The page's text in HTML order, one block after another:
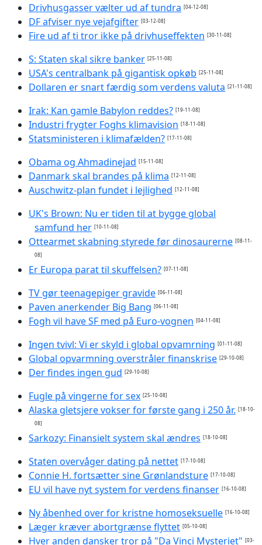
Drivhusgasser vælter ud af tundra [04-12-08]
DF afviser nye vejafgifter [03-12-08]
Fire ud af ti tror ikke på drivhuseffekten [30-11-08]
S: Staten skal sikre banker [25-11-08]
USA's centralbank på gigantisk opkøb [25-11-08]
Dollaren er snart færdig som verdens valuta [21-11-08]
Irak: Kan gamle Babylon reddes? [19-11-08]
Industri frygter Foghs klimavision [18-11-08]
Statsministeren i klimafælden? [17-11-08]
Obama og Ahmadinejad [15-11-08]
Danmark skal brandes på klima [12-11-08]
Auschwitz-plan fundet i lejlighed [12-11-08]
UK's Brown: Nu er tiden til at bygge global
samfund her [10-11-08]
Ottearmet skabning styrede før dinosaurerne [08-11-
08]
Er Europa parat til skuffelsen? [07-11-08]
TV gør teenagepiger gravide [06-11-08]
Paven anerkender Big Bang [06-11-08]
Fogh vil have SF med på Euro-vognen [04-11-08]
Ingen tvivl: Vi er skyld i global opvamrning [01-11-08]
Global opvarmning overstråler finanskrise [29-10-08]
Der findes ingen gud [29-10-08]
Fugle på vingerne for sex [25-10-08]
Alaska gletsjere vokser for første gang i 250 år. [18-10-
08]
Sarkozy: Finansielt system skal ændres [18-10-08]
Staten overvåger dating på nettet [17-10-08]
Connie H. fortsætter sine Grønlandsture [17-10-08]
EU vil have nyt system for verdens finanser [16-10-08]
Ny åbenhed over for kristne homoseksuelle [16-10-08]
Læger kræver abortgrænse flyttet [05-10-08]
Hver anden dansker tror på "Da Vinci Mysteriet" [03-